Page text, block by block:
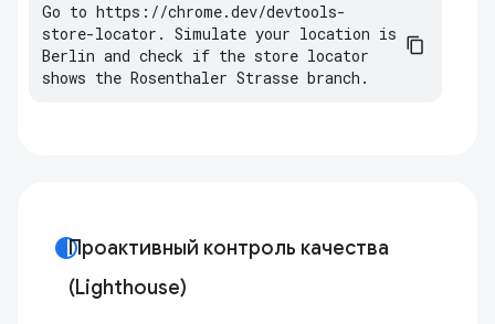
Go to https : //chrome.dev/devtools-
store-locator . Simulate your location is
Berlin and check if the store locator
shows the Rosenthaler Strasse branch .
contrastПроактивный контроль качества
(Lighthouse)